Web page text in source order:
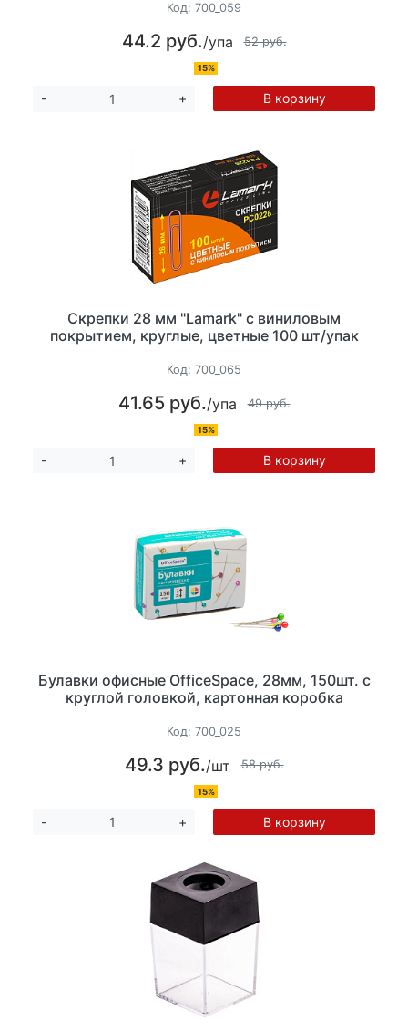
Код: 700_059
44.2 руб./упа 52 руб.
15%
- + В корзину
Скрепки 28 мм "Lamark" с виниловым
покрытием, круглые, цветные 100 шт/упак
Код: 700_065
41.65 руб./упа 49 руб.
15%
- + В корзину
Булавки офисные OfficeSpace, 28мм, 150шт. с
круглой головкой, картонная коробка
Код: 700_025
49.3 руб./шт 58 руб.
15%
- + В корзину